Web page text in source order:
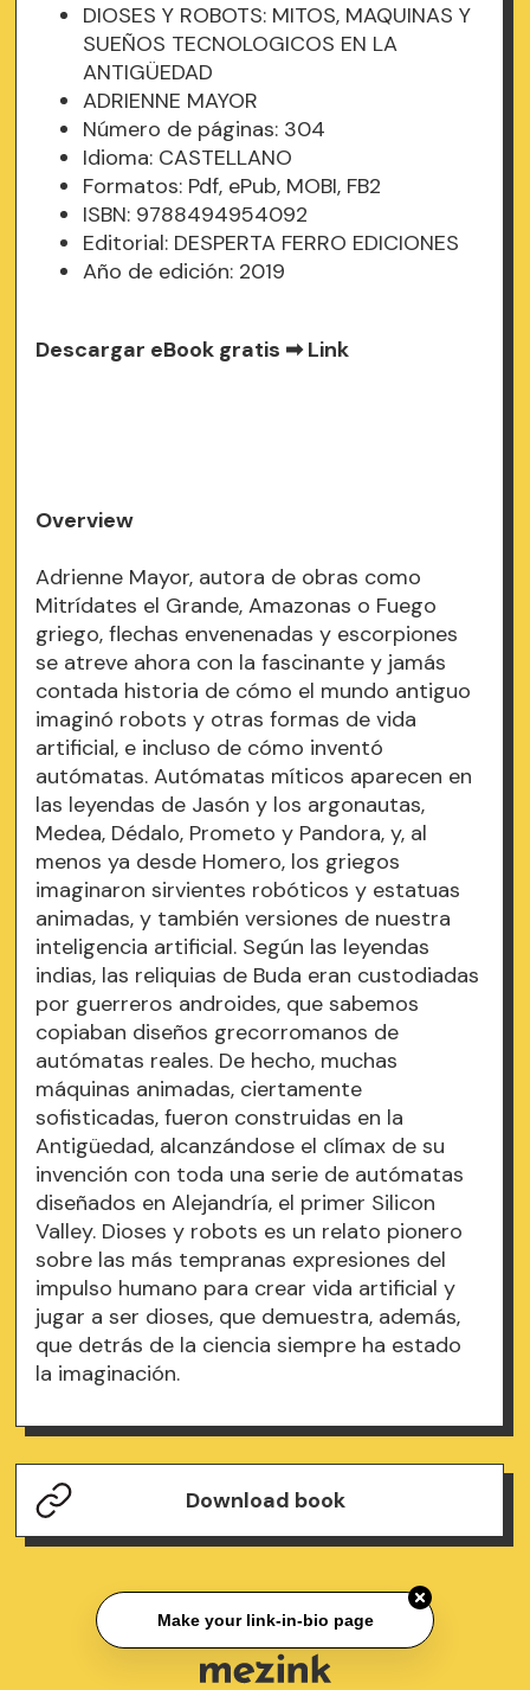
DIOSES Y ROBOTS: MITOS, MAQUINAS Y
SUEÑOS TECNOLOGICOS EN LA
ANTIGÜEDAD
ADRIENNE MAYOR
Número de páginas: 304
Idioma: CASTELLANO
Formatos: Pdf, ePub, MOBI, FB2
ISBN: 9788494954092
Editorial: DESPERTA FERRO EDICIONES
Año de edición: 2019
Descargar eBook gratis ➡Link
Overview
Adrienne Mayor, autora de obras como
Mitrídates el Grande, Amazonas o Fuego
griego, flechas envenenadas y escorpiones
se atreve ahora con la fascinante y jamás
contada historia de cómo el mundo antiguo
imaginó robots y otras formas de vida
artificial, e incluso de cómo inventó
autómatas. Autómatas míticos aparecen en
las leyendas de Jasón y los argonautas,
Medea, Dédalo, Prometo y Pandora, y, al
menos ya desde Homero, los griegos
imaginaron sirvientes robóticos y estatuas
animadas, y también versiones de nuestra
inteligencia artificial. Según las leyendas
indias, las reliquias de Buda eran custodiadas
por guerreros androides, que sabemos
copiaban diseños grecorromanos de
autómatas reales. De hecho, muchas
máquinas animadas, ciertamente
sofisticadas, fueron construidas en la
Antigüedad, alcanzándose el clímax de su
invención con toda una serie de autómatas
diseñados en Alejandría, el primer Silicon
Valley. Dioses y robots es un relato pionero
sobre las más tempranas expresiones del
impulso humano para crear vida artificial y
jugar a ser dioses, que demuestra, además,
que detrás de la ciencia siempre ha estado
la imaginación.
Download book
Make your link-in-bio page